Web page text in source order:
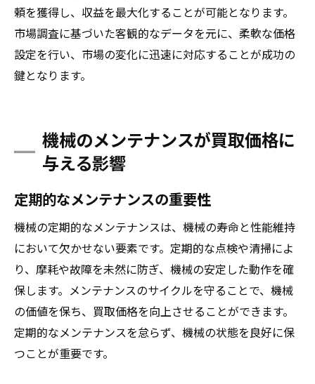
頼を獲得し、収益を最大化することが可能となります。
市場調査に基づいた客観的なデータを元に、柔軟な価格
設定を行い、市場の変化に迅速に対応することが成功の
鍵となります。
機械のメンテナンスが買取価格に
与える影響
定期的なメンテナンスの重要性
機械の定期的なメンテナンスは、機械の寿命と性能維持
において欠かせない要素です。定期的な点検や清掃によ
り、摩耗や故障を未然に防ぎ、機械の安定した動作を確
保します。メンテナンスのサイクルを守ることで、機械
の価値を保ち、買取価格を向上させることができます。
定期的なメンテナンスを怠らず、機械の状態を良好に保
つことが重要です。